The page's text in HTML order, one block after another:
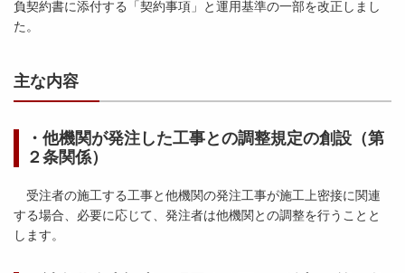
負契約書に添付する「契約事項」と運用基準の一部を改正しまし
た。
主な内容
・他機関が発注した工事との調整規定の創設（第
２条関係）
受注者の施工する工事と他機関の発注工事が施工上密接に関連
する場合、必要に応じて、発注者は他機関との調整を行うことと
します。